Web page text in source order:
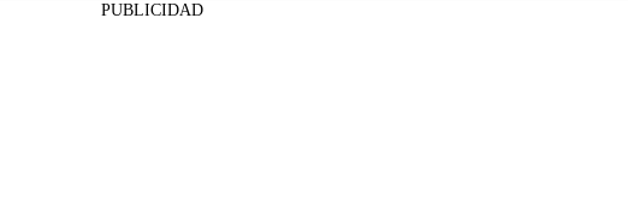
PUBLICIDAD